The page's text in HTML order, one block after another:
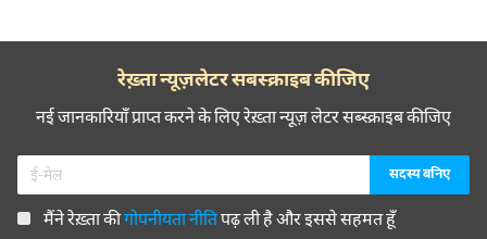
रेख़्ता न्यूज़लेटर सबस्क्राइब कीजिए
नई जानकारियाँ प्राप्त करने के लिए रेख़्ता न्यूज़ लेटर सब्स्क्राइब कीजिए
मैंने रेख़्ता कीगोपनीयता नीतिपढ़ ली है और इससे सहमत हूँ